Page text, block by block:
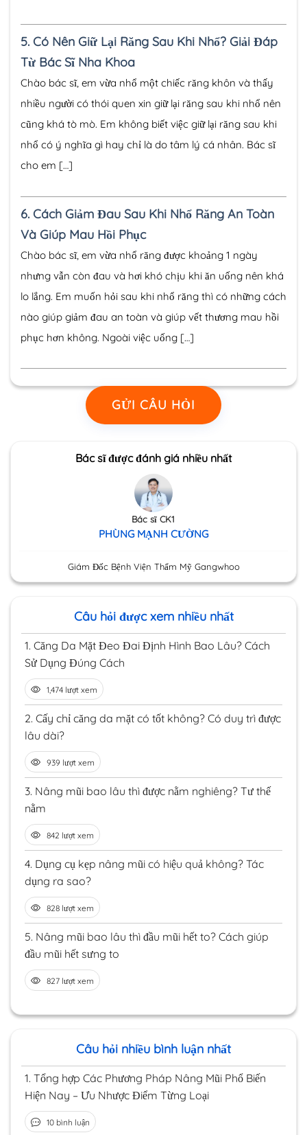
5. Có Nên Giữ Lại Răng Sau Khi Nhổ? Giải Đáp
Từ Bác Sĩ Nha Khoa
Chào bác sĩ, em vừa nhổ một chiếc răng khôn và thấy
nhiều người có thói quen xin giữ lại răng sau khi nhổ nên
cũng khá tò mò. Em không biết việc giữ lại răng sau khi
nhổ có ý nghĩa gì hay chỉ là do tâm lý cá nhân. Bác sĩ
cho em […]
6. Cách Giảm Đau Sau Khi Nhổ Răng An Toàn
Và Giúp Mau Hồi Phục
Chào bác sĩ, em vừa nhổ răng được khoảng 1 ngày
nhưng vẫn còn đau và hơi khó chịu khi ăn uống nên khá
lo lắng. Em muốn hỏi sau khi nhổ răng thì có những cách
nào giúp giảm đau an toàn và giúp vết thương mau hồi
phục hơn không. Ngoài việc uống […]
GỬI CÂU HỎI
Bác sĩ được đánh giá nhiều nhất
Bác sĩ CK1
PHÙNG MẠNH CƯỜNG
Giám Đốc Bệnh Viện Thẩm Mỹ Gangwhoo
Câu hỏi được xem nhiều nhất
1. Căng Da Mặt Đeo Đai Định Hình Bao Lâu? Cách
Sử Dụng Đúng Cách
1,474 lượt xem
2. Cấy chỉ căng da mặt có tốt không? Có duy trì được
lâu dài?
939 lượt xem
3. Nâng mũi bao lâu thì được nằm nghiêng? Tư thế
nằm
842 lượt xem
4. Dụng cụ kẹp nâng mũi có hiệu quả không? Tác
dụng ra sao?
828 lượt xem
5. Nâng mũi bao lâu thì đầu mũi hết to? Cách giúp
đầu mũi hết sưng to
827 lượt xem
Câu hỏi nhiều bình luận nhất
1. Tổng hợp Các Phương Pháp Nâng Mũi Phổ Biến
Hiện Nay – Ưu Nhược Điểm Từng Loại
10 bình luận